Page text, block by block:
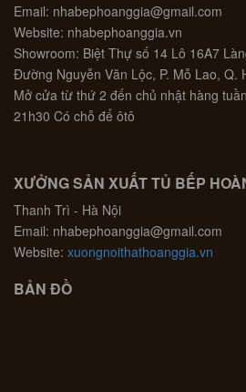
Email: nhabephoanggia@gmail.com
Website: nhabephoanggia.vn
Showroom: Biệt Thự số 14 Lô 16A7
Đường Nguyễn Văn Lộc, P. Mỗ Lao, Q.
Mở cửa từ thứ 2 đến chủ nhật hàng
21h30 Có chỗ để ôtô
XƯỞNG SẢN XUẤT TỦ BẾP
Thanh Trì - Hà Nội
Email: nhabephoanggia@gmail.com
Website: xuongnoithathoanggia.vn
BẢN ĐỒ